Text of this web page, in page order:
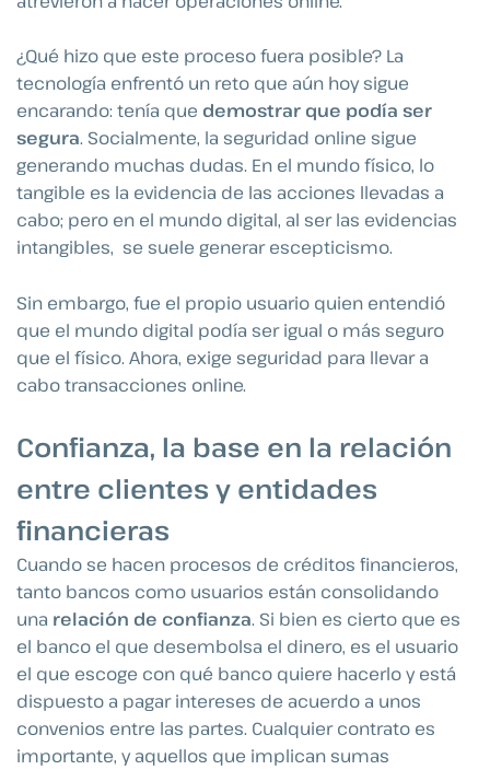
¿Qué hizo que este proceso fuera posible? La
tecnología enfrentó un reto que aún hoy sigue
encarando: tenía que demostrar que podía ser
segura. Socialmente, la seguridad online sigue
generando muchas dudas. En el mundo físico, lo
tangible es la evidencia de las acciones llevadas a
cabo; pero en el mundo digital, al ser las evidencias
intangibles, se suele generar escepticismo.
Sin embargo, fue el propio usuario quien entendió
que el mundo digital podía ser igual o más seguro
que el físico. Ahora, exige seguridad para llevar a
cabo transacciones online.
Confianza, la base en la relación
entre clientes y entidades
financieras
Cuando se hacen procesos de créditos financieros,
tanto bancos como usuarios están consolidando
una relación de confianza. Si bien es cierto que es
el banco el que desembolsa el dinero, es el usuario
el que escoge con qué banco quiere hacerlo y está
dispuesto a pagar intereses de acuerdo a unos
convenios entre las partes. Cualquier contrato es
importante, y aquellos que implican sumas